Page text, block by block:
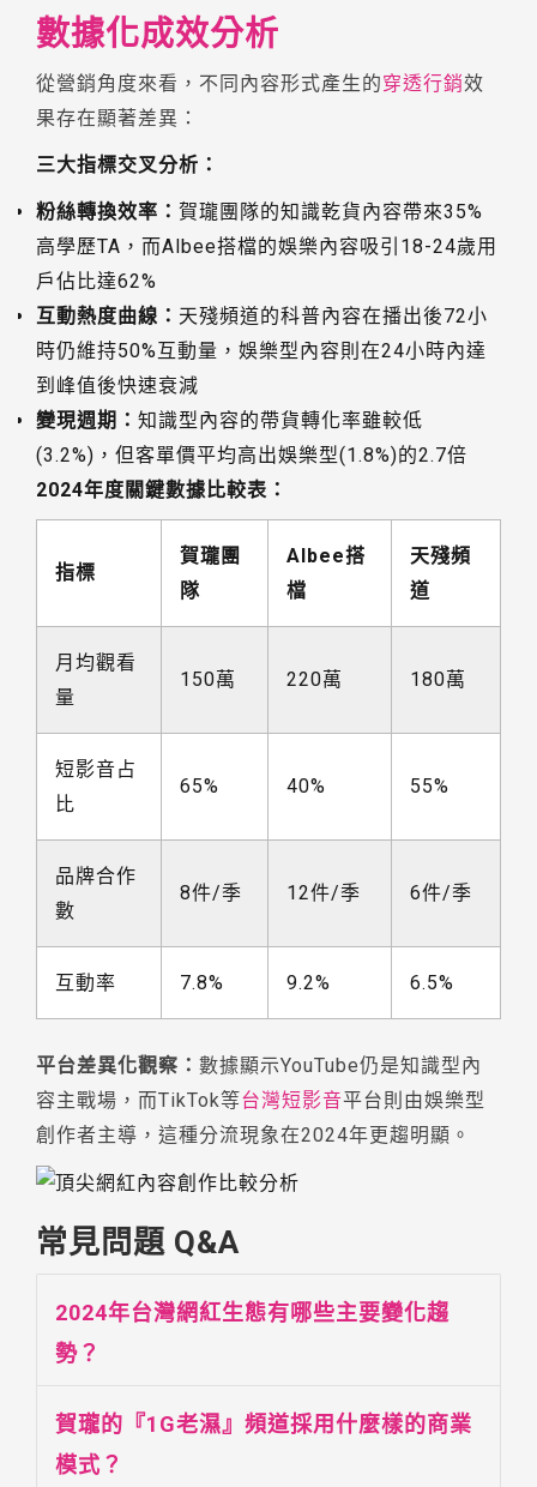
數據化成效分析
從營銷角度來看，不同內容形式產生的穿透行銷效
果存在顯著差異：
三大指標交叉分析：
粉絲轉換效率： 賀瓏團隊的知識乾貨內容帶來35%
高學歷TA，而Albee搭檔的娛樂內容吸引18-24歲用
戶佔比達62%
互動熱度曲線： 天殘頻道的科普內容在播出後72小
時仍維持50%互動量，娛樂型內容則在24小時內達
到峰值後快速衰減
變現週期： 知識型內容的帶貨轉化率雖較低
(3.2%)，但客單價平均高出娛樂型(1.8%)的2.7倍
2024年度關鍵數據比較表：
指標
賀瓏團
隊
Albee搭
檔
天殘頻
道
月均觀看
量
150萬 220萬 180萬
短影音占
比
65% 40% 55%
品牌合作
數
8件/季 12件/季 6件/季
互動率 7.8% 9.2% 6.5%
平台差異化觀察： 數據顯示YouTube仍是知識型內
容主戰場，而TikTok等台灣短影音平台則由娛樂型
創作者主導，這種分流現象在2024年更趨明顯。
常見問題 Q&A
2024年台灣網紅生態有哪些主要變化趨
勢？
賀瓏的『1G老濕』頻道採用什麼樣的商業
模式？